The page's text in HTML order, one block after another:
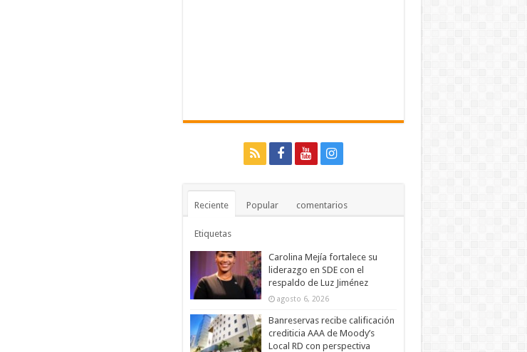
Reciente Popular comentarios
Etiquetas
Carolina Mejía fortalece su
liderazgo en SDE con el
respaldo de Luz Jiménez
agosto 6, 2026
Banreservas recibe calificación
crediticia AAA de Moody’s
Local RD con perspectiva